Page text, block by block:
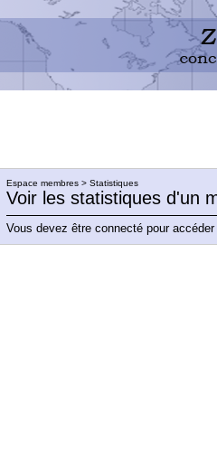
Espace membres > Statistiques
Voir les statistiques d'un
Vous devez être connecté pour